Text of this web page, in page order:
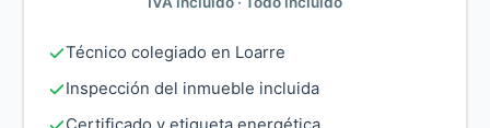
Técnico colegiado en Loarre
Inspección del inmueble incluida